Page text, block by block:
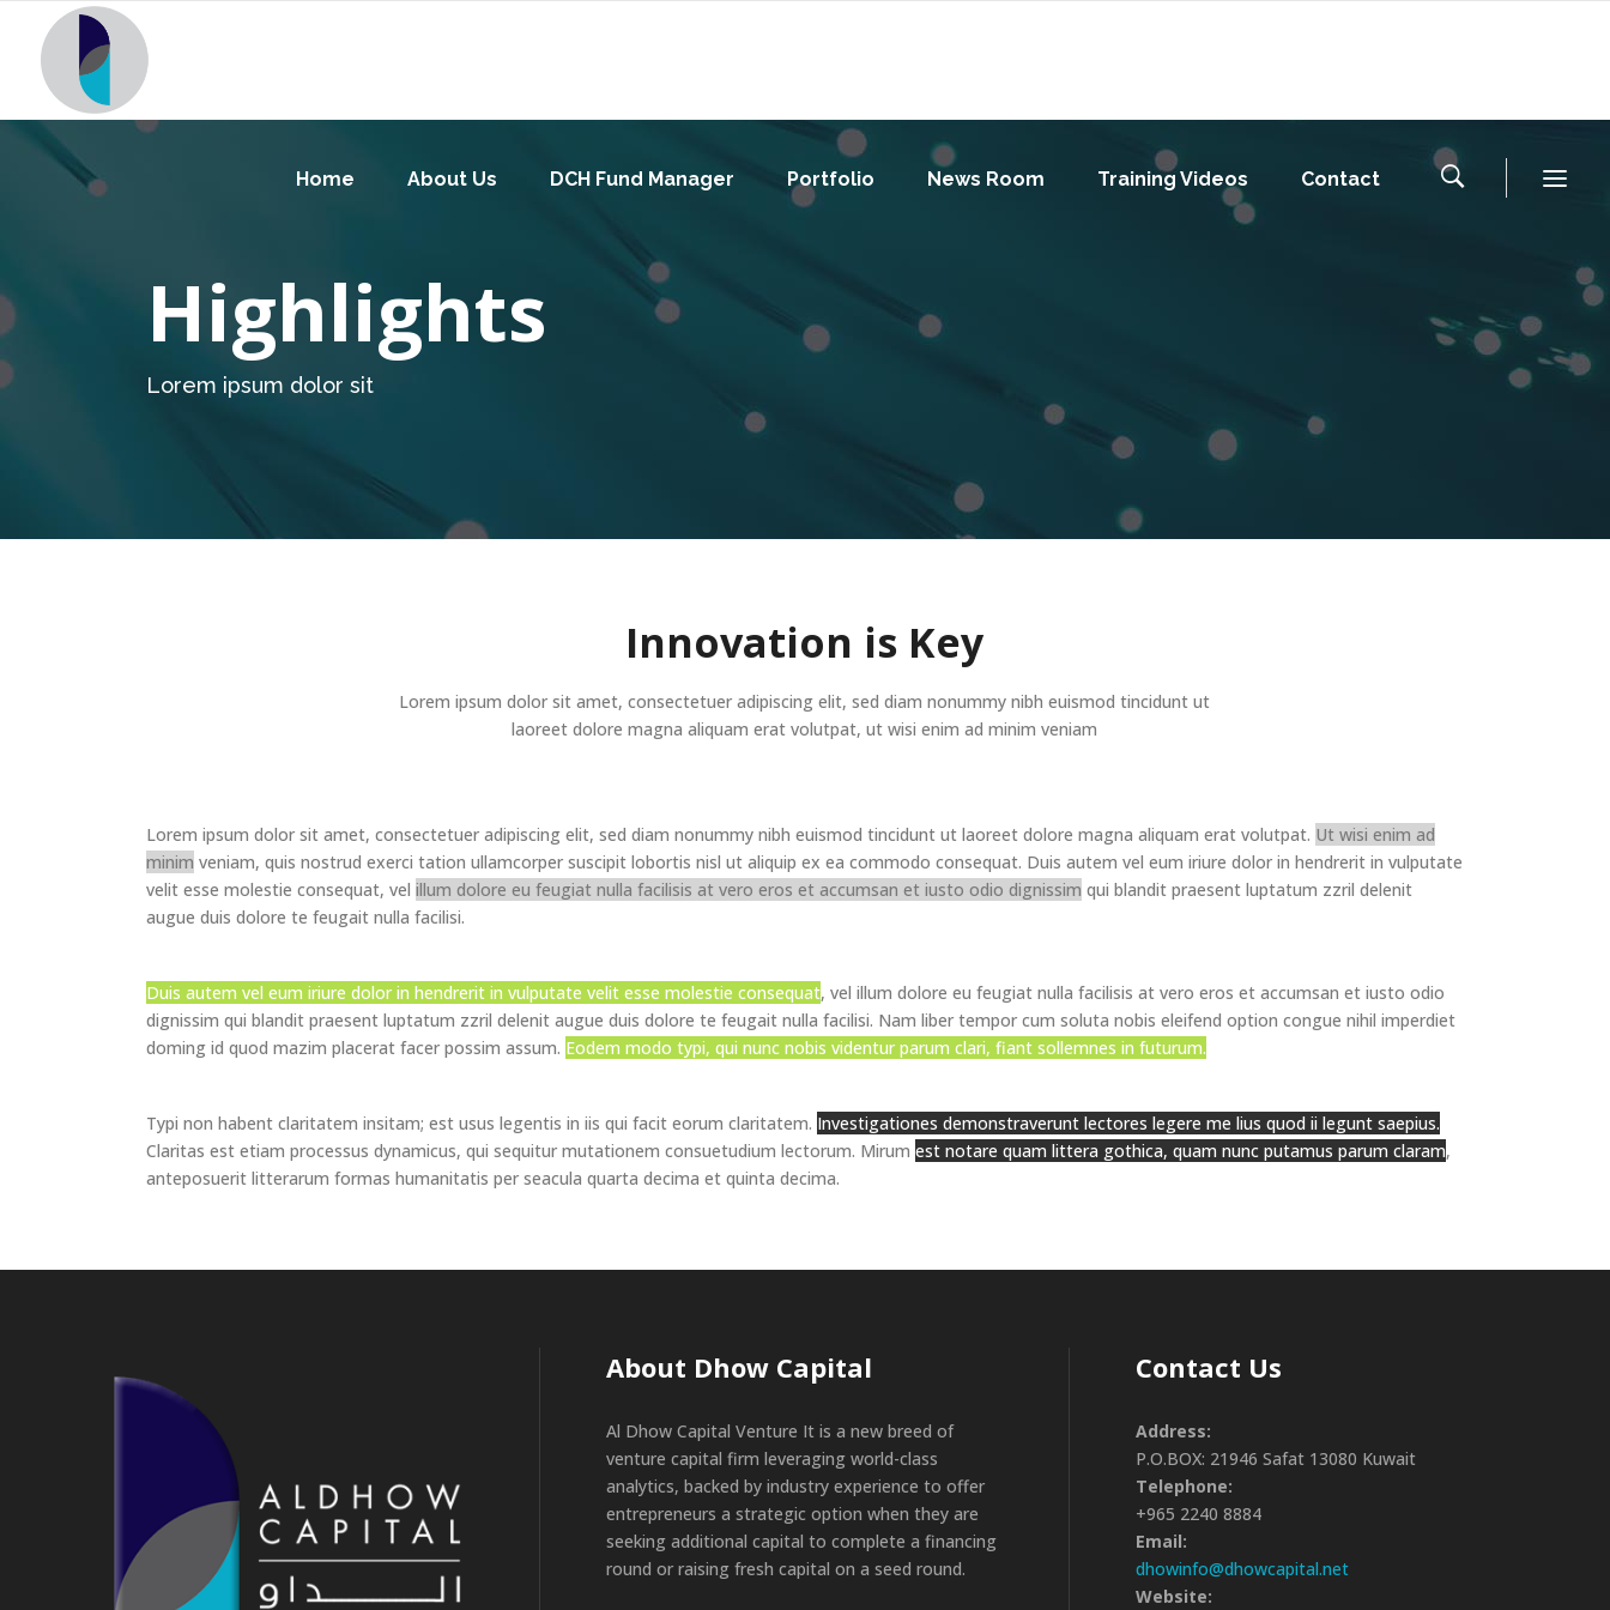
Home About Us DCH Fund Manager Portfolio News Room Training Videos Contact
Highlights
Lorem ipsum dolor sit
Innovation is Key
Lorem ipsum dolor sit amet, consectetuer adipiscing elit, sed diam nonummy nibh euismod tincidunt ut
laoreet dolore magna aliquam erat volutpat, ut wisi enim ad minim veniam
Lorem ipsum dolor sit amet, consectetuer adipiscing elit, sed diam nonummy nibh euismod tincidunt ut laoreet dolore magna aliquam erat volutpat. Ut wisi enim ad
minim veniam, quis nostrud exerci tation ullamcorper suscipit lobortis nisl ut aliquip ex ea commodo consequat. Duis autem vel eum iriure dolor in hendrerit in vulputate
velit esse molestie consequat, vel illum dolore eu feugiat nulla facilisis at vero eros et accumsan et iusto odio dignissim qui blandit praesent luptatum zzril delenit
augue duis dolore te feugait nulla facilisi.
Duis autem vel eum iriure dolor in hendrerit in vulputate velit esse molestie consequat, vel illum dolore eu feugiat nulla facilisis at vero eros et accumsan et iusto odio
dignissim qui blandit praesent luptatum zzril delenit augue duis dolore te feugait nulla facilisi. Nam liber tempor cum soluta nobis eleifend option congue nihil imperdiet
doming id quod mazim placerat facer possim assum. Eodem modo typi, qui nunc nobis videntur parum clari, fiant sollemnes in futurum.
Typi non habent claritatem insitam; est usus legentis in iis qui facit eorum claritatem. Investigationes demonstraverunt lectores legere me lius quod ii legunt saepius.
Claritas est etiam processus dynamicus, qui sequitur mutationem consuetudium lectorum. Mirum est notare quam littera gothica, quam nunc putamus parum claram,
anteposuerit litterarum formas humanitatis per seacula quarta decima et quinta decima.
About Dhow Capital
Al Dhow Capital Venture It is a new breed of
venture capital firm leveraging world-class
analytics, backed by industry experience to offer
entrepreneurs a strategic option when they are
seeking additional capital to complete a financing
round or raising fresh capital on a seed round.
Contact Us
Address:
P.O.BOX: 21946 Safat 13080 Kuwait
Telephone:
+965 2240 8884
Email:
dhowinfo@dhowcapital.net
Website: